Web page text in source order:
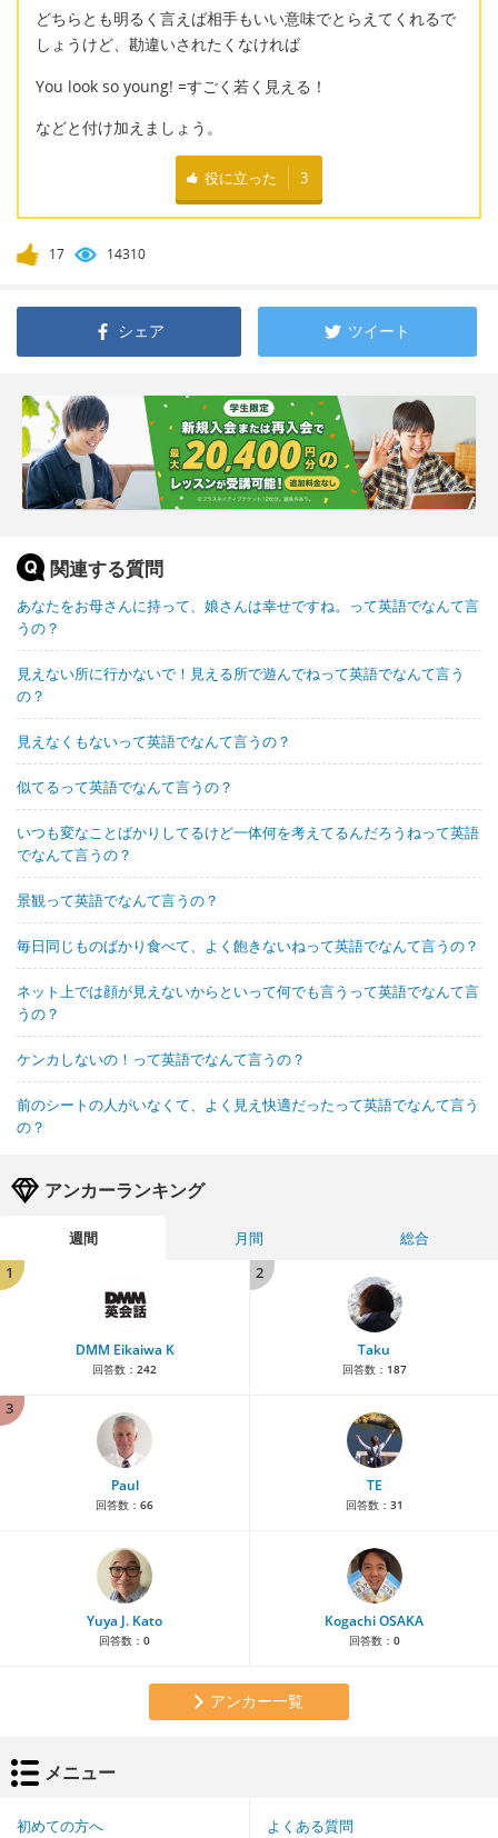
どちらとも明るく言えば相手もいい意味でとらえてくれるで
しょうけど、勘違いされたくなければ
You look so young! =すごく若く見える！
などと付け加えましょう。
役に立った 3
17 14310
シェア ツイート
関連する質問
あなたをお母さんに持って、娘さんは幸せですね。って英語でなんて言
うの？
見えない所に行かないで！見える所で遊んでねって英語でなんて言う
の？
見えなくもないって英語でなんて言うの？
似てるって英語でなんて言うの？
いつも変なことばかりしてるけど一体何を考えてるんだろうねって英語
でなんて言うの？
景観って英語でなんて言うの？
毎日同じものばかり食べて、よく飽きないねって英語でなんて言うの？
ネット上では顔が見えないからといって何でも言うって英語でなんて言
うの？
ケンカしないの！って英語でなんて言うの？
前のシートの人がいなくて、よく見え快適だったって英語でなんて言う
の？
アンカーランキング
週間 月間
総合
1
DMM Eikaiwa K
回答数： 242
2
Taku
回答数： 187
3
Paul
回答数： 66
TE
回答数： 31
Yuya J. Kato
回答数： 0
Kogachi OSAKA
回答数： 0
アンカー一覧
メニュー
初めての方へ よくある質問